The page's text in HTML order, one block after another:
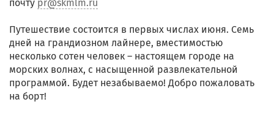
почту pr@skmlm.ru
Путешествие состоится в первых числах июня. Семь
дней на грандиозном лайнере, вместимостью
несколько сотен человек – настоящем городе на
морских волнах, с насыщенной развлекательной
программой. Будет незабываемо! Добро пожаловать
на борт!